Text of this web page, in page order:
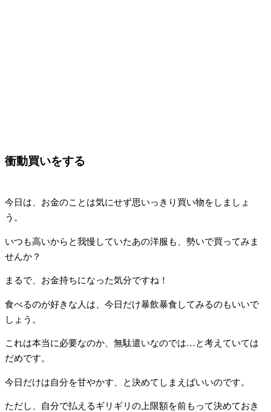
衝動買いをする
今日は、お金のことは気にせず思いっきり買い物をしましょ
う。
いつも高いからと我慢していたあの洋服も、勢いで買ってみま
せんか？
まるで、お金持ちになった気分ですね！
食べるのが好きな人は、今日だけ暴飲暴食してみるのもいいで
しょう。
これは本当に必要なのか、無駄遣いなのでは…と考えていては
だめです。
今日だけは自分を甘やかす、と決めてしまえばいいのです。
ただし、自分で払えるギリギリの上限額を前もって決めておき